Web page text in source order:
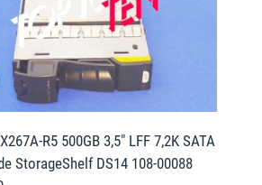
R5 500GB 3,5" LFF 7,2K SATA
StorageShelf DS14 108-00088